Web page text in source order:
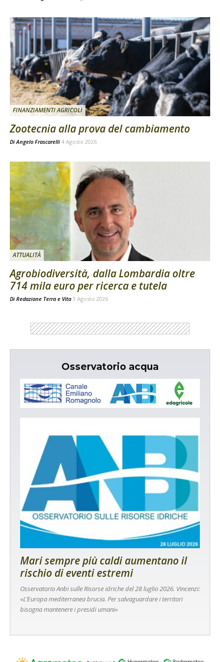
FINANZIAMENTI AGRICOLI
Zootecnia alla prova del cambiamento
DiAngelo Frascarelli 4 Agosto 2026
ATTUALITÀ
Agrobiodiversità, dalla Lombardia oltre
714 mila euro per ricerca e tutela
Di Redazione Terra e Vita 3 Agosto 2026
Osservatorio acqua
Mari sempre più caldi aumentano il
rischio di eventi estremi
Osservatorio Anbi sulle Risorse idriche del 28 luglio 2026. Vincenzi:
«L’Europa mediterranea brucia. Per salvaguardare i territori
bisogna mantenere i presidi umani»